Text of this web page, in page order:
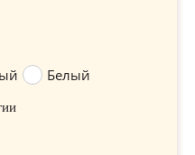
Белый